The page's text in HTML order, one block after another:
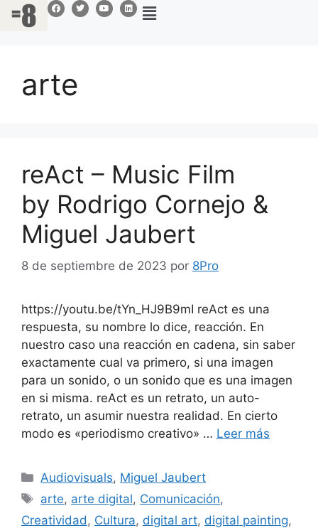
arte
reAct – Music Film
by Rodrigo Cornejo &
Miguel Jaubert
8 de septiembre de 2023 por 8Pro
https://youtu.be/tYn_HJ9B9mI reAct es una
respuesta, su nombre lo dice, reacción. En
nuestro caso una reacción en cadena, sin saber
exactamente cual va primero, si una imagen
para un sonido, o un sonido que es una imagen
en si misma. reAct es un retrato, un auto-
retrato, un asumir nuestra realidad. En cierto
modo es «periodismo creativo» … Leer más
Audiovisuals, Miguel Jaubert
arte, arte digital, Comunicación,
Creatividad , Cultura, digital art, digital painting,